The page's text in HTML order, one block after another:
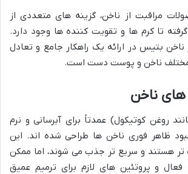
مراقبت از ناخن، گزینه های متعددی از
تا کرم ها و تقویت کننده ها وجود دارد.
ناخن بتیس در ارائه یک راهکار جامع و تعادل
مختلف ناخن و پوست دست است.
های ناخن
روغن کوتیکول) عمدتاً برای آبرسانی و نرم
ظاهر فوری ناخن ها طراحی شده اند. این
هستند و سریع تر جذب می شوند، اما ممکن
و پروتئین های لازم برای ترمیم عمیق